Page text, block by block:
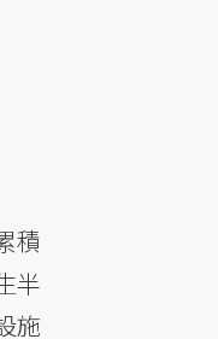
積
半
施